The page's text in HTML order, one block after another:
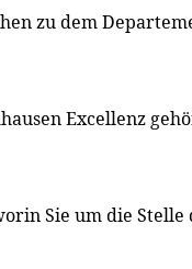
zu dem
Excellenz
Sie um die Stelle